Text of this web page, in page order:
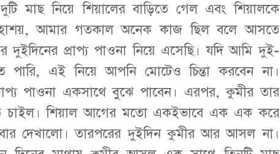
মাছ নিয়ে শিয়ালের বাড়িতে গেল এবং শিয়ালকে
আমার গতকাল অনেক কাজ ছিল বলে আসতে
দুইদিনের প্রাপ্য পাওনা নিয়ে এসেছি। যদি আমি দুই-
এই নিয়ে আপনি মোটেও চিন্তা করবেন না।
পাওনা একসাথে বুঝে পাবেন। এরপর, কুমীর তার
চাইল। শিয়াল আগের মতো একইভাবে এক এক করে
দেখালো। তারপরের দুইদিন কুমীর আর আসল না।